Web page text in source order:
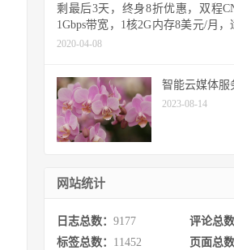
剩最后3天，终身8折优惠，双程
1Gbps带宽，1核2G内存8美元/月，
业务需求
2020-04-08
智能云媒体服
2023-08-14
网站统计
日志总数： 9177 评论总数
标签总数： 11452 页面总数